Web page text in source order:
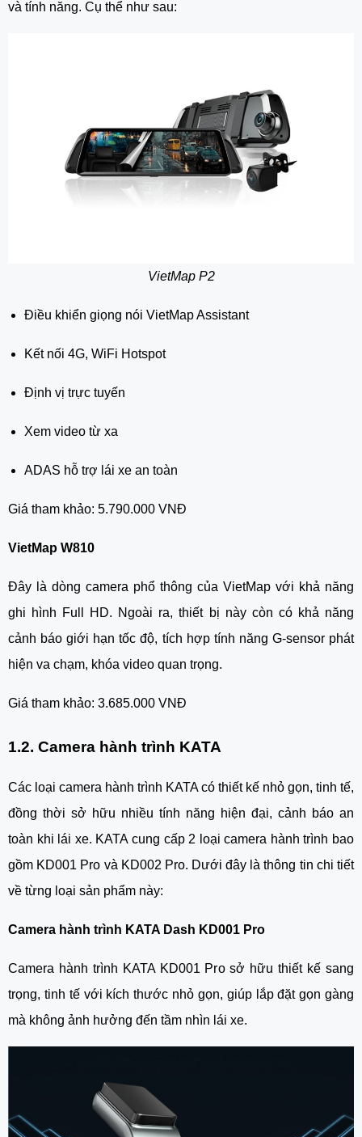
và tính năng. Cụ thể như sau:
VietMap P2
Điều khiển giọng nói VietMap Assistant
Kết nối 4G, WiFi Hotspot
Định vị trực tuyến
Xem video từ xa
ADAS hỗ trợ lái xe an toàn
Giá tham khảo: 5.790.000 VNĐ
VietMap W810
Đây là dòng camera phổ thông của VietMap với khả năng
ghi hình Full HD. Ngoài ra, thiết bị này còn có khả năng
cảnh báo giới hạn tốc độ, tích hợp tính năng G-sensor phát
hiện va chạm, khóa video quan trọng.
Giá tham khảo: 3.685.000 VNĐ
1.2. Camera hành trình KATA
Các loại camera hành trình KATA có thiết kế nhỏ gọn, tinh tế,
đồng thời sở hữu nhiều tính năng hiện đại, cảnh báo an
toàn khi lái xe. KATA cung cấp 2 loại camera hành trình bao
gồm KD001 Pro và KD002 Pro. Dưới đây là thông tin chi tiết
về từng loại sản phẩm này:
Camera hành trình KATA Dash KD001 Pro
Camera hành trình KATA KD001 Pro sở hữu thiết kế sang
trọng, tinh tế với kích thước nhỏ gọn, giúp lắp đặt gọn gàng
mà không ảnh hưởng đến tầm nhìn lái xe.